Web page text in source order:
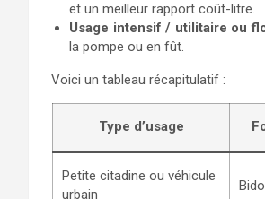
et un meilleur rapport coût-litre.
Usage intensif / utilitaire ou
la pompe ou en fût.
Voici un tableau récapitulatif :
Type d’usage
Petite citadine ou véhicule
urbain